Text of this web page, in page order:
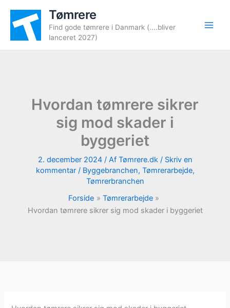
indholdet
Tømrere
Find gode tømrere i Danmark (....bliver
lanceret 2027)
Hvordan tømrere sikrer
sig mod skader i
byggeriet
2. december 2024 / Af Tømrere.dk / Skriv en
kommentar / Byggebranchen, Tømrerarbejde,
Tømrerbranchen
Forside
Tømrerarbejde
Hvordan tømrere sikrer sig mod skader i byggeriet